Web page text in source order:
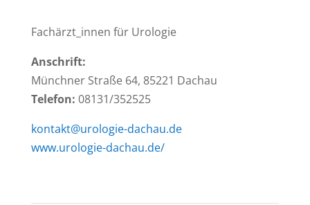
Fachärzt_innen für Urologie
Anschrift:
Münchner Straße 64, 85221 Dachau
Telefon: 08131/352525
kontakt@urologie-dachau.de
www.urologie-dachau.de/